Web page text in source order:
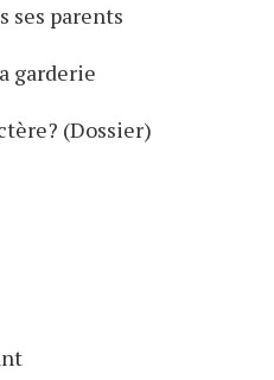
ses parents
garderie
(Dossier)